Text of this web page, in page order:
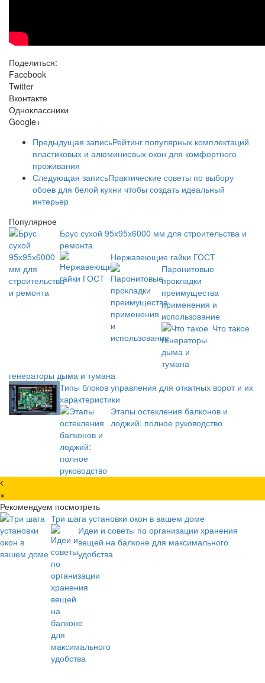
Поделиться:
Facebook
Twitter
Вконтакте
Одноклассники
Google+
Предыдущая записьРейтинг популярных комплектаций
пластиковых и алюминиевых окон для комфортного
проживания
Следующая записьПрактические советы по выбору
обоев для белой кухни чтобы создать идеальный
интерьер
Популярное
Брус сухой 95х95х6000 мм для строительства и
ремонта
Нержавеющие гайки ГОСТ
Паронитовые
прокладки
преимущества
применения и
использование
Что такое
генераторы дыма и тумана
Типы блоков управления для откатных ворот и их
характеристики
Этапы остекления балконов и
лоджий: полное руководство
×
Рекомендуем посмотреть
Три шага установки окон в вашем доме
Идеи и советы по организации хранения
вещей на балконе для максимального
удобства